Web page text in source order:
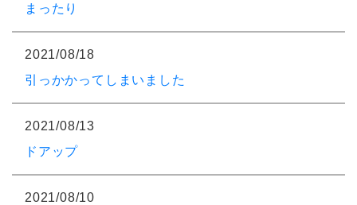
まったり
2021/08/18
引っかかってしまいました
2021/08/13
ドアップ
2021/08/10